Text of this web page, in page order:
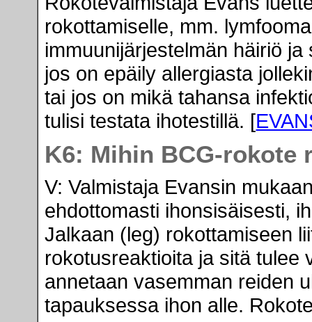
rokottamiselle, mm.
immuunijärjestelmän häiriö
jos on epäily allergiasta
tai jos on mikä tahansa
tulisi testata ihotestillä. [
K6: Mihin BCG-rokote
V: Valmistaja Evansin
ehdottomasti ihonsisäisesti,
Jalkaan (leg) rokottamiseen
rokotusreaktioita ja sitä tulee
annetaan vasemman reiden
tapauksessa ihon alle.